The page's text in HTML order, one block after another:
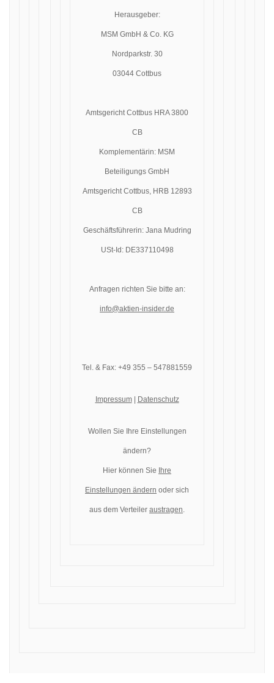
Herausgeber:
MSM GmbH & Co. KG
Nordparkstr. 30
03044 Cottbus
Amtsgericht Cottbus HRA 3800
CB
Komplementärin: MSM
Beteiligungs GmbH
Amtsgericht Cottbus, HRB 12893
CB
Geschäftsführerin: Jana Mudring
USt-Id: DE337110498
Anfragen richten Sie bitte an:
info@aktien-insider.de
Tel. & Fax: +49 355 – 547881559
Impressum| Datenschutz
Wollen Sie Ihre Einstellungen
ändern?
Hier können Sie Ihre
Einstellungen ändern oder sich
aus dem Verteiler austragen.